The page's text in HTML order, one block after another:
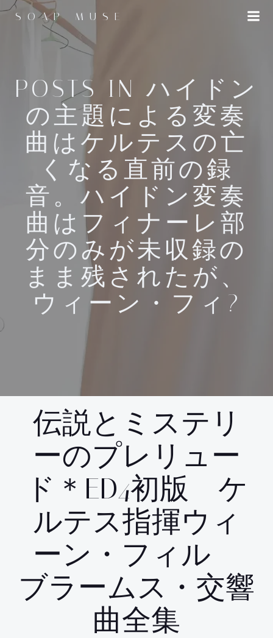
ッ
プ
SOAP MUSE
POSTS IN ハイドン
の主題による変奏
曲はケルテスの亡
くなる直前の録
音。ハイドン変奏
曲はフィナーレ部
分のみが未収録の
まま残されたが、
ウィーン・フィ?
伝説とミステリ
ーのプレリュー
ド＊ED4初版 ケ
ルテス指揮ウィ
ーン・フィル
ブラームス・交響
曲全集